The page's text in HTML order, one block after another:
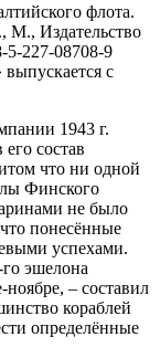
флота.
М., Издательство
5-227-08708-9
с
1943 г.
состав
что ни одной
Финского
не было
понесённые
успехами.
эшелона
ноябре, – составил
кораблей
определённые